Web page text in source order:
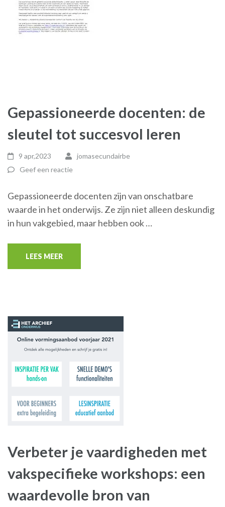
Gepassioneerde docenten: de
sleutel tot succesvol leren
9 apr,2023
jomasecundairbe
Geef een reactie
Gepassioneerde docenten zijn van onschatbare
waarde in het onderwijs. Ze zijn niet alleen deskundig
in hun vakgebied, maar hebben ook …
LEES MEER
Verbeter je vaardigheden met
vakspecifieke workshops: een
waardevolle bron van